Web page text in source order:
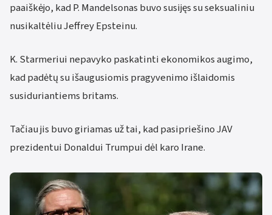
paaiškėjo, kad P. Mandelsonas buvo susijęs su seksualiniu
nusikaltėliu Jeffrey Epsteinu.
K. Starmeriui nepavyko paskatinti ekonomikos augimo,
kad padėtų su išaugusiomis pragyvenimo išlaidomis
susiduriantiems britams.
Tačiau jis buvo giriamas už tai, kad pasipriešino JAV
prezidentui Donaldui Trumpui dėl karo Irane.